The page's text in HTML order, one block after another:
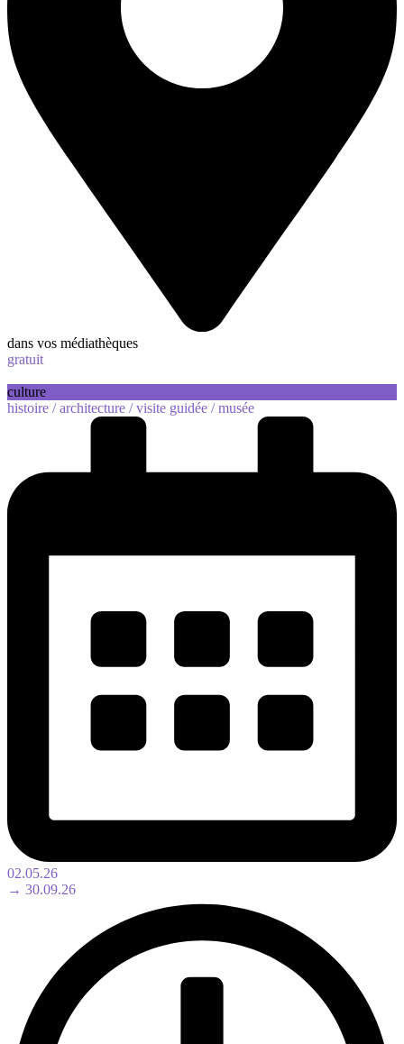
dans vos médiathèques
gratuit
culture
histoire /architecture /visite guidée /musée
02.05.26
→ 30.09.26